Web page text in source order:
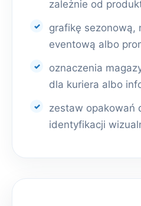
zależnie od
grafikę sezonową,
eventową albo
oznaczenia
dla kuriera albo
zestaw opakowań
identyfikacji